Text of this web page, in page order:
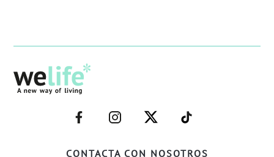
CONTACTA CON NOSOTROS
–
FACEBOOK–
–
INSTAGRAM–
–
TWITTER–
–
WELIFE–